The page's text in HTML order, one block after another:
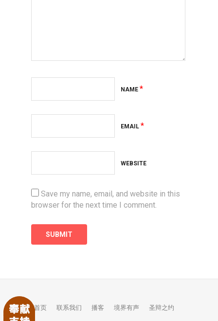
NAME *
EMAIL *
WEBSITE
Save my name, email, and website in this
browser for the next time I comment.
首页 联系我们 播客 境界有声 圣辩之约